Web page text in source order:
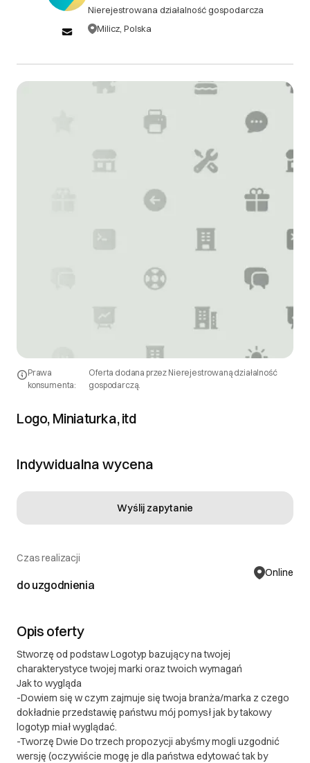
Nierejestrowana działalność gospodarcza
Milicz, Polska
Prawa
konsumenta:
Oferta dodana przez Nierejestrowaną działalność
gospodarczą.
Logo, Miniaturka, itd
Indywidualna wycena
Czas realizacji
do uzgodnienia
Online
Wyślij zapytanie
Opis oferty
Stworzę od podstaw Logotyp bazujący na twojej
charakterystyce twojej marki oraz twoich wymagań
Jak to wygląda
-Dowiem się w czym zajmuje się twoja branża/marka z czego
dokładnie przedstawię państwu mój pomysł jak by takowy
logotyp miał wyglądać.
-Tworzę Dwie Do trzech propozycji abyśmy mogli uzgodnić
wersję (oczywiście mogę je dla państwa edytować tak by